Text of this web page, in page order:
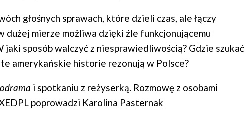
głośnych sprawach, które dzieli czas, ale łączy
dużej mierze możliwa dzięki źle funkcjonującemu
jaki sposób walczyć z niesprawiedliwością? Gdzie szukać
amerykańskie historie rezonują w Polsce?
i spotkaniu z reżyserką. Rozmowę z osobami
poprowadzi Karolina Pasternak